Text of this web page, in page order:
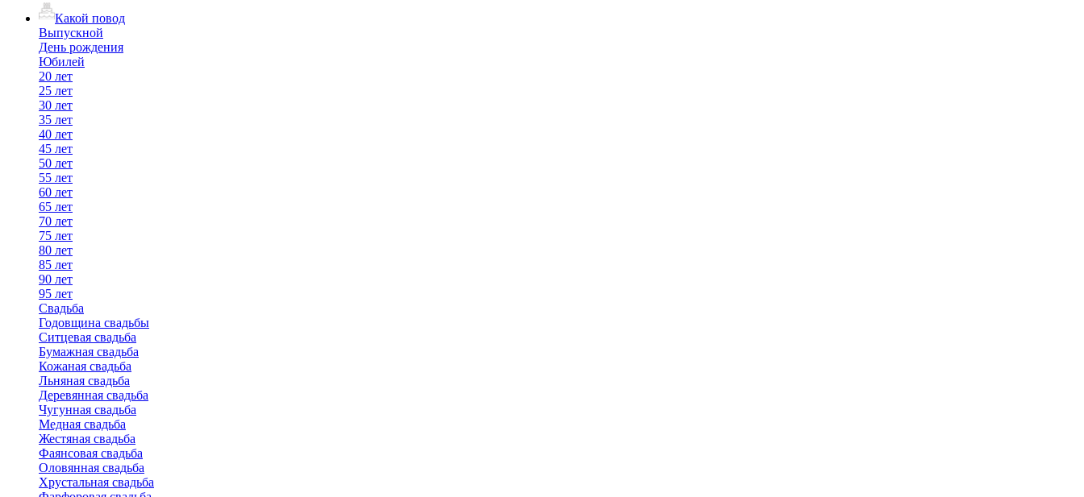
Какой повод
Выпускной
День рождения
Юбилей
20 лет
25 лет
30 лет
35 лет
40 лет
45 лет
50 лет
55 лет
60 лет
65 лет
70 лет
75 лет
80 лет
85 лет
90 лет
95 лет
Свадьба
Годовщина свадьбы
Ситцевая свадьба
Бумажная свадьба
Кожаная свадьба
Льняная свадьба
Деревянная свадьба
Чугунная свадьба
Медная свадьба
Жестяная свадьба
Фаянсовая свадьба
Оловянная свадьба
Хрустальная свадьба